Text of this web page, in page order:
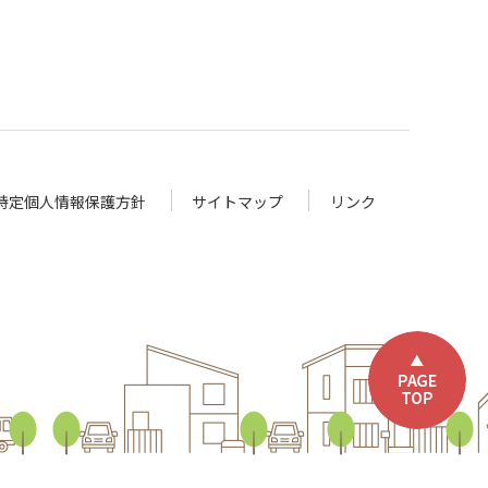
定個人情報保護方針 サイトマップ リンク